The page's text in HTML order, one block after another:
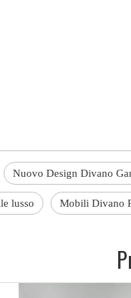
Nuovo Design Divano
lusso Mobili Divano